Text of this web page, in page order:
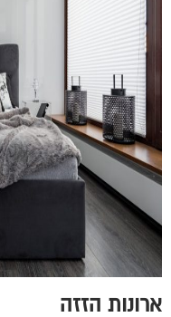
ארונות הזזה